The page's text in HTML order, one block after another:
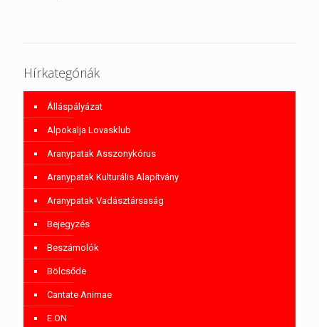
Hírkategóriák
Álláspályázat
Alpokalja Lovasklub
Aranypatak Asszonykórus
Aranypatak Kulturális Alapítvány
Aranypatak Vadásztársaság
Bejegyzés
Beszámolók
Bölcsőde
Cantate Animae
E.ON